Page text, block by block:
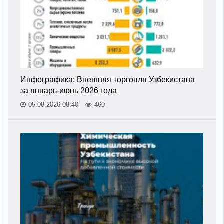
Инфографика: Внешняя торговля Узбекистана
за январь-июнь 2026 года
05.08.2026 08:40 460